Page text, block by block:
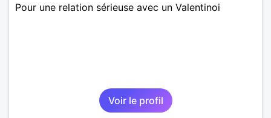
Pour une relation sérieuse avec un Valentinoi
Voir le profil